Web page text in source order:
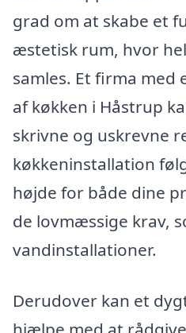
grad om at skabe et
æstetisk rum, hvor
samles. Et firma
af køkken i Håstrup
skrivne og uskrevne
køkkeninstallation
højde for både dine
de lovmæssige krav,
vandinstallationer.
Derudover kan et